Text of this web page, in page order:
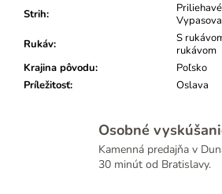
Strih:
Rukáv:
S
rukávom
Krajina pôvodu:
Poľsko
Príležitosť: Oslava
Osobné
Kamenná predajňa v
30 minút od Bratislavy.